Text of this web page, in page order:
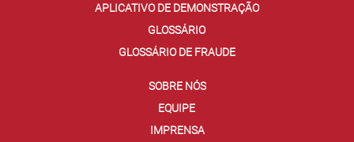
APLICATIVO DE DEMONSTRAÇÃO
GLOSSÁRIO
GLOSSÁRIO DE FRAUDE
SOBRE NÓS
EQUIPE
IMPRENSA